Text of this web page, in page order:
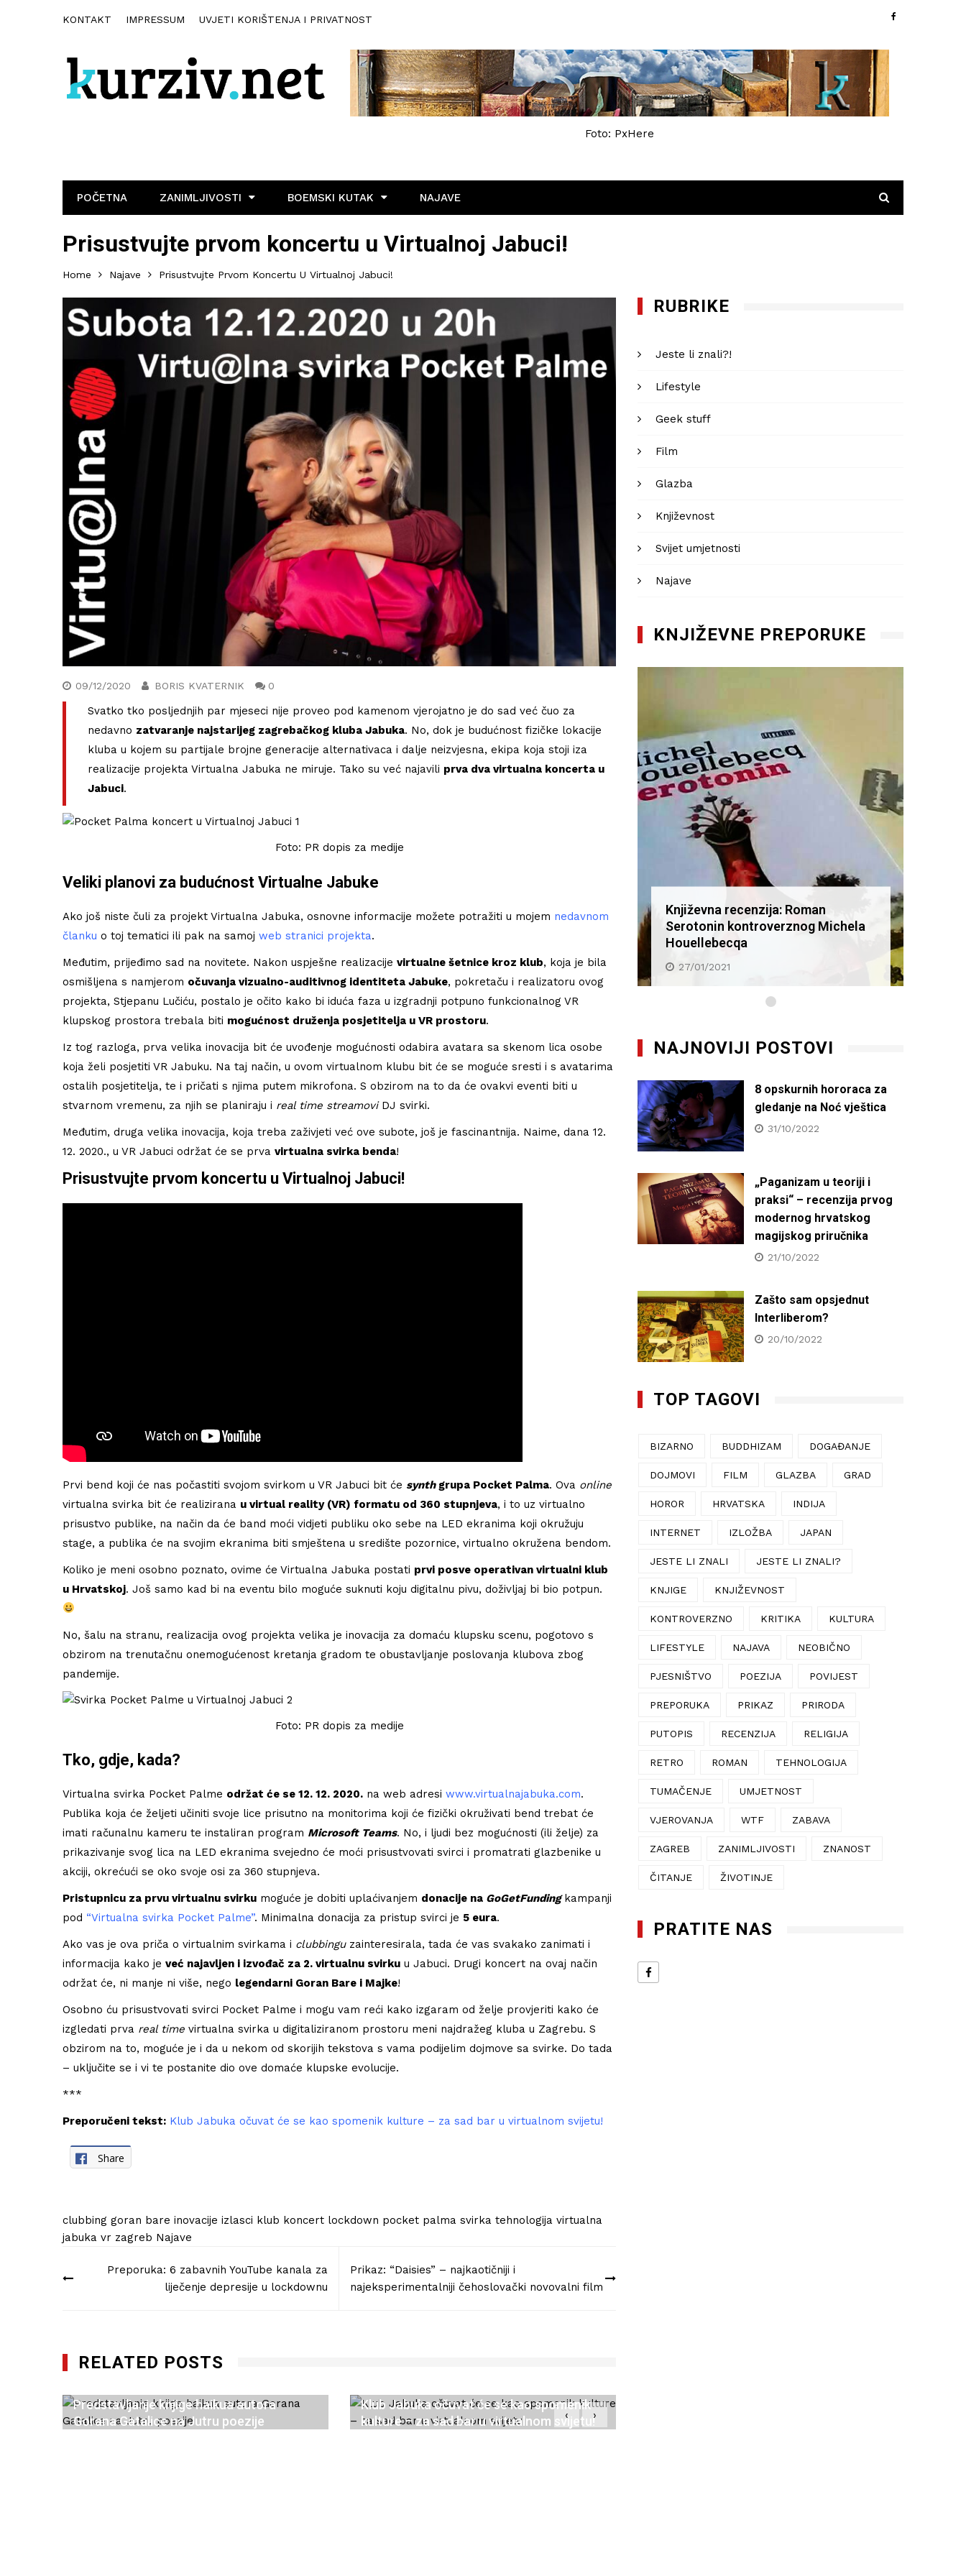
KONTAKT IMPRESSUM UVJETI KORIŠTENJA I PRIVATNOST
Foto: PxHere
POČETNA ZANIMLJIVOSTI BOEMSKI KUTAK NAJAVE
Prisustvujte prvom koncertu u Virtualnoj Jabuci!
Home Najave Prisustvujte Prvom Koncertu U Virtualnoj Jabuci!
09/12/2020 BORIS KVATERNIK 0
Svatko tko posljednjih par mjeseci nije proveo pod kamenom vjerojatno je do sad već čuo za
nedavno zatvaranje najstarijeg zagrebačkog kluba Jabuka. No, dok je budućnost fizičke lokacije
kluba u kojem su partijale brojne generacije alternativaca i dalje neizvjesna, ekipa koja stoji iza
realizacije projekta Virtualna Jabuka ne miruje. Tako su već najavili prva dva virtualna koncerta u
Jabuci.
Foto: PR dopis za medije
Veliki planovi za budućnost Virtualne Jabuke
Ako još niste čuli za projekt Virtualna Jabuka, osnovne informacije možete potražiti u mojem nedavnom
članku o toj tematici ili pak na samoj web stranici projekta.
Međutim, prijeđimo sad na novitete. Nakon uspješne realizacije virtualne šetnice kroz klub, koja je bila
osmišljena s namjerom očuvanja vizualno-auditivnog identiteta Jabuke, pokretaču i realizatoru ovog
projekta, Stjepanu Lučiću, postalo je očito kako bi iduća faza u izgradnji potpuno funkcionalnog VR
klupskog prostora trebala biti mogućnost druženja posjetitelja u VR prostoru.
Iz tog razloga, prva velika inovacija bit će uvođenje mogućnosti odabira avatara sa skenom lica osobe
koja želi posjetiti VR Jabuku. Na taj način, u ovom virtualnom klubu bit će se moguće sresti i s avatarima
ostalih posjetitelja, te i pričati s njima putem mikrofona. S obzirom na to da će ovakvi eventi biti u
stvarnom vremenu, za njih se planiraju i real time streamoviDJ svirki.
Međutim, druga velika inovacija, koja treba zaživjeti već ove subote, još je fascinantnija. Naime, dana 12.
12. 2020., u VR Jabuci održat će se prva virtualna svirka benda!
Prisustvujte prvom koncertu u Virtualnoj Jabuci!
Prvi bend koji će nas počastiti svojom svirkom u VR Jabuci bit će synthgrupa Pocket Palma. Ova online
virtualna svirka bit će realizirana u virtual reality (VR) formatu od 360 stupnjeva, i to uz virtualno
prisustvo publike, na način da će band moći vidjeti publiku oko sebe na LED ekranima koji okružuju
stage, a publika će na svojim ekranima biti smještena u središte pozornice, virtualno okružena bendom.
Koliko je meni osobno poznato, ovime će Virtualna Jabuka postati prvi posve operativan virtualni klub
u Hrvatskoj. Još samo kad bi na eventu bilo moguće suknuti koju digitalnu pivu, doživljaj bi bio potpun.
No, šalu na stranu, realizacija ovog projekta velika je inovacija za domaću klupsku scenu, pogotovo s
obzirom na trenutačnu onemogućenost kretanja gradom te obustavljanje poslovanja klubova zbog
pandemije.
Foto: PR dopis za medije
Tko, gdje, kada?
Virtualna svirka Pocket Palme održat će se 12. 12. 2020. na web adresi www.virtualnajabuka.com.
Publika koja će željeti učiniti svoje lice prisutno na monitorima koji će fizički okruživati bend trebat će
imati računalnu kameru te instaliran program Microsoft Teams. No, i ljudi bez mogućnosti (ili želje) za
prikazivanje svog lica na LED ekranima svejedno će moći prisustvovati svirci i promatrati glazbenike u
akciji, okrećući se oko svoje osi za 360 stupnjeva.
Pristupnicu za prvu virtualnu svirku moguće je dobiti uplaćivanjem donacije na GoGetFundingkampanji
pod “Virtualna svirka Pocket Palme”. Minimalna donacija za pristup svirci je 5 eura.
Ako vas je ova priča o virtualnim svirkama i clubbinguzainteresirala, tada će vas svakako zanimati i
informacija kako je već najavljen i izvođač za 2. virtualnu svirku u Jabuci. Drugi koncert na ovaj način
održat će, ni manje ni više, nego legendarni Goran Bare i Majke!
Osobno ću prisustvovati svirci Pocket Palme i mogu vam reći kako izgaram od želje provjeriti kako će
izgledati prva real time virtualna svirka u digitaliziranom prostoru meni najdražeg kluba u Zagrebu. S
obzirom na to, moguće je i da u nekom od skorijih tekstova s vama podijelim dojmove sa svirke. Do tada
– uključite se i vi te postanite dio ove domaće klupske evolucije.
***
Preporučeni tekst: Klub Jabuka očuvat će se kao spomenik kulture – za sad bar u virtualnom svijetu!
Share
clubbing goran bare inovacije izlasci klub koncert lockdown pocket palma svirka tehnologija virtualna
jabuka vr zagreb Najave
Navigacija
objava
Preporuka: 6 zabavnih YouTube kanala za
liječenje depresije u lockdownu
Prikaz: “Daisies” – najkaotičniji i
najeksperimentalniji čehoslovački novovalni film
RELATED POSTS
Predstavljanje knjige haikua autora
Gorana Gatalice na Jutru poezije
Klub Jabuka očuvat će se kao spomenik
kulture – za sad bar u virtualnom svijetu!
‹ ›
RUBRIKE
Jeste li znali?!
Lifestyle
Geek stuff
Film
Glazba
Književnost
Svijet umjetnosti
Najave
KNJIŽEVNE PREPORUKE
Književna recenzija: Roman
Serotonin kontroverznog Michela
Houellebecqa
27/01/2021
Književna recenzija: Roman
Serotonin kontroverznog Michela
27/01/2021
Književna recenzija: Roman
Serotonin kontroverznog Michela
Houellebecqa
27/01/2021
NAJNOVIJI POSTOVI
8 opskurnih hororaca za
gledanje na Noć vještica
31/10/2022
„Paganizam u teoriji i
praksi“ – recenzija prvog
modernog hrvatskog
magijskog priručnika
21/10/2022
Zašto sam opsjednut
Interliberom?
20/10/2022
TOP TAGOVI
BIZARNO BUDDHIZAM DOGAĐANJE
DOJMOVI FILM GLAZBA GRAD
HOROR HRVATSKA INDIJA
INTERNET IZLOŽBA JAPAN
JESTE LI ZNALI JESTE LI ZNALI?
KNJIGE KNJIŽEVNOST
KONTROVERZNO KRITIKA KULTURA
LIFESTYLE NAJAVA NEOBIČNO
PJESNIŠTVO POEZIJA POVIJEST
PREPORUKA PRIKAZ PRIRODA
PUTOPIS RECENZIJA RELIGIJA
RETRO ROMAN TEHNOLOGIJA
TUMAČENJE UMJETNOST
VJEROVANJA WTF ZABAVA
ZAGREB ZANIMLJIVOSTI ZNANOST
ČITANJE ŽIVOTINJE
PRATITE NAS